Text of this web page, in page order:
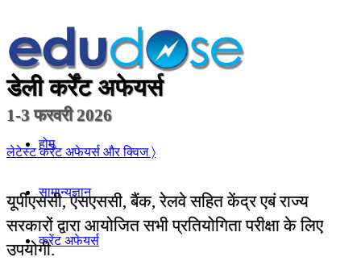
होम
सामान्यज्ञान
करेंट अफेयर्स
डेली कर्रेंट अफेयर्स
1-3 फरवरी 2026
लेटेस्ट कर्रेंट अफेयर्स और क्विज 〉
यूपीएससी, एसएससी, बैंक, रेलवे सहित केंद्र एबं राज्य
सरकारों द्वारा आयोजित सभी प्रतियोगिता परीक्षा के लिए
उपयोगी.